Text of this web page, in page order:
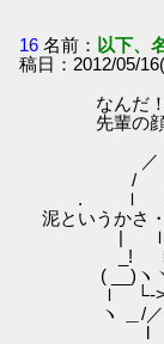
16 名前： 以下、
稿日：2012/05/
なんだ！最
先輩の顔に
,
／ ,－
/ , ─ｌ
. ｌ / `ー
泥というかさ
| ｌ 三
_! ｌ ,
( __)ヽヽ
ｌ
ヽ ＿/／ヽ
l ( _